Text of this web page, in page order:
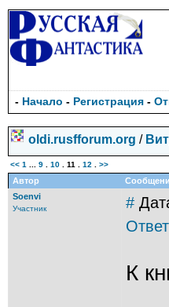
- Начало - Регистрация -
oldi.rusfforum.org /
<< 1 9 10 11 12 >>
Автор
Soenvi
Участник #
К